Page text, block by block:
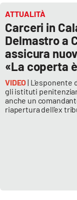
ATTUALITÀ
Carceri in
Delmastro a
assicura
«La coperta
VIDEO| L'esponente
gli istituti
anche un
riapertura dell'ex